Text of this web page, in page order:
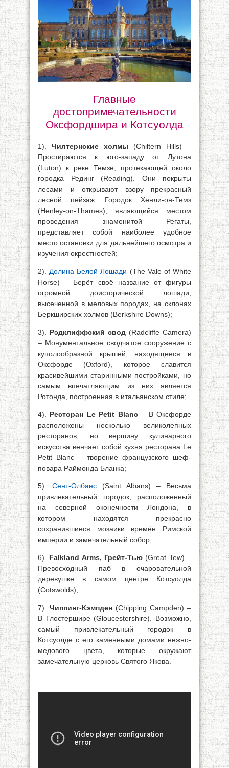
Главные
достопримечательности
Оксфордшира и Котсуолда
1). Чилтернские холмы (Chiltern Hills) –
Простираются к юго-западу от Лутона
(Luton) к реке Темзе, протекающей около
городка Рединг (Reading). Они покрыты
лесами и открывают взору прекрасный
лесной пейзаж. Городок Хенли-он-Темз
(Henley-on-Thames), являющийся местом
проведения знаменитой Регаты,
представляет собой наиболее удобное
место остановки для дальнейшего осмотра и
изучения окрестностей;
2).Долина Белой Лошади (The Vale of White
Horse) – Берёт своё название от фигуры
огромной доисторической лошади,
высеченной в меловых породах, на склонах
Беркширских холмов (Berkshire Downs);
3). Рэдклиффский свод (Radcliffe Camera)
– Монументальное сводчатое сооружение с
куполообразной крышей, находящееся в
Оксфорде (Oxford), которое славится
красивейшими старинными постройками, но
самым впечатляющим из них является
Ротонда, построенная в итальянском стиле;
4). Ресторан Le Petit Blanc– В Оксфорде
расположены несколько великолепных
ресторанов, но вершину кулинарного
искусства венчает собой кухня ресторана Le
Petit Blanc – творение французского шеф-
повара Раймонда Бланка;
5). Сент-Олбанс (Saint Albans) – Весьма
привлекательный городок, расположенный
на северной оконечности Лондона, в
котором находятся прекрасно
сохранившиеся мозаики времён Римской
империи и замечательный собор;
6). Falkland Arms, Грейт-Тью (Great Tew) –
Превосходный паб в очаровательной
деревушке в самом центре Котсуолда
(Cotswolds);
7). Чиппинг-Кэмпден (Chipping Campden) –
В Глостершире (Gloucestershire). Возможно,
самый привлекательный городок в
Котсуолде с его каменными домами нежно-
медового цвета, которые окружают
замечательную церковь Святого Якова.